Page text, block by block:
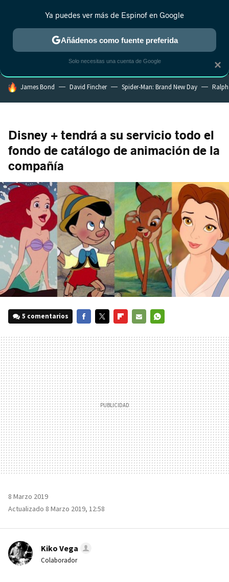
MENÚ NUEVO
ESTRENOS REALITY ANIME RANKINGS CINE
HOY SE HABLA DE
James Bond David Fincher Spider-Man: Brand New Day
Disney + tendrá a su servicio todo el
fondo de catálogo de animación de la
compañía
5 comentarios
MAIL
8 Marzo 2019
Actualizado 8 Marzo 2019, 12:58
Kiko Vega
Colaborador
×
Ya puedes ver más de Espinof en Google
Añádenos como fuente preferida
Solo necesitas una cuenta de Google